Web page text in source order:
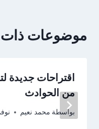
موضوعات
اقتراحات جديدة
من الحوادث
بواسطة محمد نعيم